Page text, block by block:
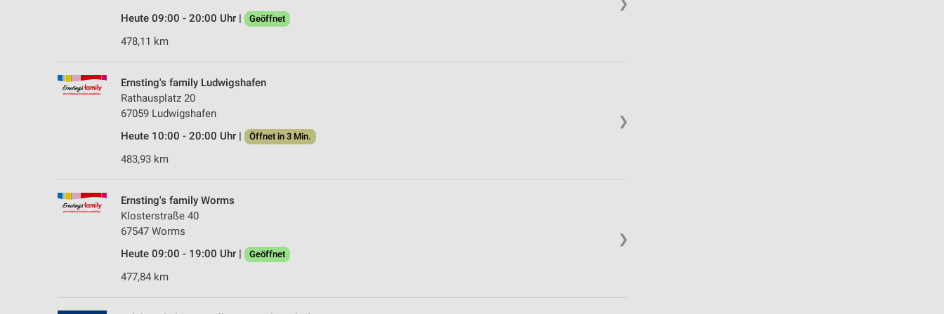
❯
Heute 09:00 - 20:00 Uhr |
Geöffnet
478,11 km
❯
Ernsting's family Ludwigshafen
Rathausplatz 20
67059 Ludwigshafen
Heute 10:00 - 20:00 Uhr |
Öffnet in 3 Min.
483,93 km
❯
Ernsting's family Worms
Klosterstraße 40
67547 Worms
Heute 09:00 - 19:00 Uhr |
Geöffnet
477,84 km